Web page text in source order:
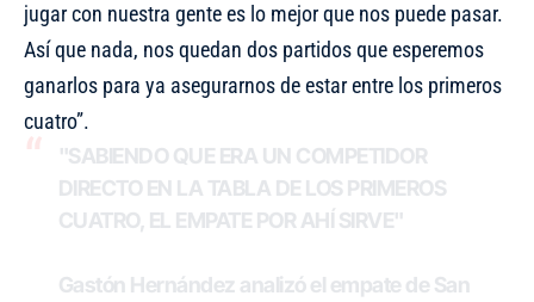
jugar con nuestra gente es lo mejor que nos puede pasar.
Así que nada, nos quedan dos partidos que esperemos
ganarlos para ya asegurarnos de estar entre los primeros
cuatro”.
"SABIENDO QUE ERA UN COMPETIDOR
DIRECTO EN LA TABLA DE LOS PRIMEROS
CUATRO, EL EMPATE POR AHÍ SIRVE"
Gastón Hernández analizó el empate de San